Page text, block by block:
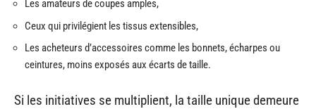
Les amateurs de coupes amples,
Ceux qui privilégient les tissus extensibles,
Les acheteurs d’accessoires comme les bonnets, écharpes ou
ceintures, moins exposés aux écarts de taille.
Si les initiatives se multiplient, la taille unique demeure